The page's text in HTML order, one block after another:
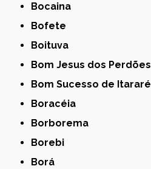
Bocaina
Bofete
Boituva
Bom Jesus dos Perdões
Bom Sucesso de Itararé
Boracéia
Borborema
Borebi
Borá